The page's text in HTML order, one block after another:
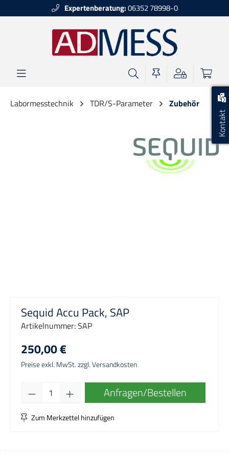
Kontakt
Expertenberatung:06352 78998-0
Labormesstechnik TDR/S-Parameter Zubehör
Sequid Accu Pack, SAP
Artikelnummer:SAP
250,00 €
Preise exkl. MwSt. zzgl. Versandkosten
Produkt Anzahl: Gib den gewünschten
Anfragen/Bestellen
Zum Merkzettel hinzufügen